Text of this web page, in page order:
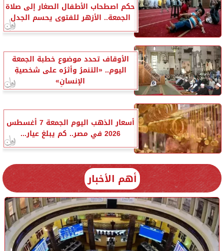
حكم اصطحاب الأطفال الصغار إلى صلاة
الجمعة.. الأزهر للفتوى يحسم الجدل
الأوقاف تحدد موضوع خطبة الجمعة
اليوم.. «التنمرُ وأثرُه على شخصيةِ
الإنسانِ»
أسعار الذهب اليوم الجمعة 7 أغسطس
2026 في مصر.. كم يبلغ عيار...
أهم الأخبار